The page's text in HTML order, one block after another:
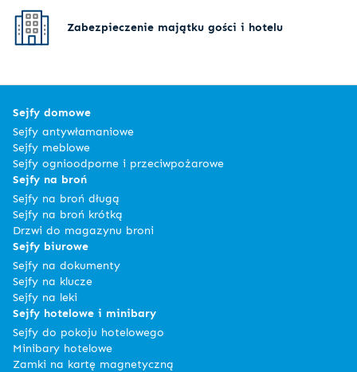
Zabezpieczenie majątku gości i hotelu
Sejfy domowe
Sejfy antywłamaniowe
Sejfy meblowe
Sejfy ognioodporne i przeciwpożarowe
Sejfy na broń
Sejfy na broń długą
Sejfy na broń krótką
Drzwi do magazynu broni
Sejfy biurowe
Sejfy na dokumenty
Sejfy na klucze
Sejfy na leki
Sejfy hotelowe i minibary
Sejfy do pokoju hotelowego
Minibary hotelowe
Zamki na kartę magnetyczną